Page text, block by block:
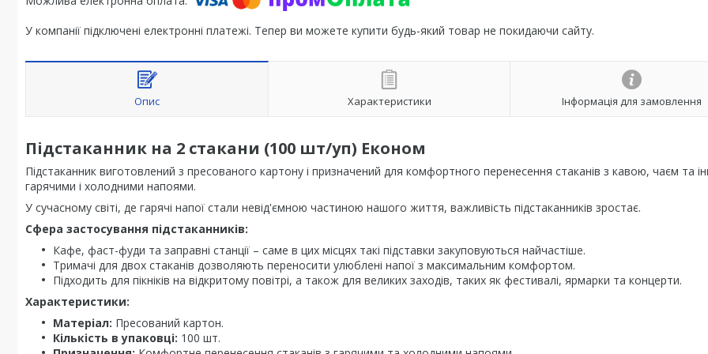
У компанії підключені електронні платежі. Тепер ви можете купити будь-який товар не покидаючи сайту.
Опис Характеристики Інформація для замовлення
Підстаканник на 2 стакани (100 шт/уп) Економ
Підстаканник виготовлений з пресованого картону і призначений для комфортного перенесення стаканів з кавою, чаєм та
гарячими і холодними напоями.
У сучасному світі, де гарячі напої стали невід'ємною частиною нашого життя, важливість підстаканників зростає.
Сфера застосування підстаканників:
Кафе, фаст-фуди та заправні станції – саме в цих місцях такі підставки закуповуються найчастіше.
Тримачі для двох стаканів дозволяють переносити улюблені напої з максимальним комфортом.
Підходить для пікніків на відкритому повітрі, а також для великих заходів, таких як фестивалі, ярмарки та концерти.
Характеристики:
Матеріал: Пресований картон.
Кількість в упаковці: 100 шт.